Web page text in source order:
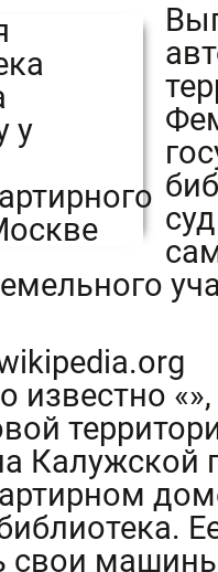
известно
Калужской
свои